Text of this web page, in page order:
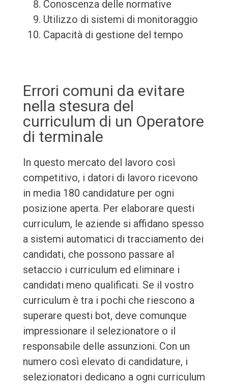
Conoscenza delle normative
Utilizzo di sistemi di monitoraggio
Capacità di gestione del tempo
Errori comuni da evitare
nella stesura del
curriculum di un Operatore
di terminale
In questo mercato del lavoro così
competitivo, i datori di lavoro ricevono
in media 180 candidature per ogni
posizione aperta. Per elaborare questi
curriculum, le aziende si affidano spesso
a sistemi automatici di tracciamento dei
candidati, che possono passare al
setaccio i curriculum ed eliminare i
candidati meno qualificati. Se il vostro
curriculum è tra i pochi che riescono a
superare questi bot, deve comunque
impressionare il selezionatore o il
responsabile delle assunzioni. Con un
numero così elevato di candidature, i
selezionatori dedicano a ogni curriculum